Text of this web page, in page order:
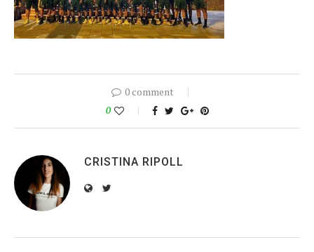
0 comment
0
CRISTINA RIPOLL